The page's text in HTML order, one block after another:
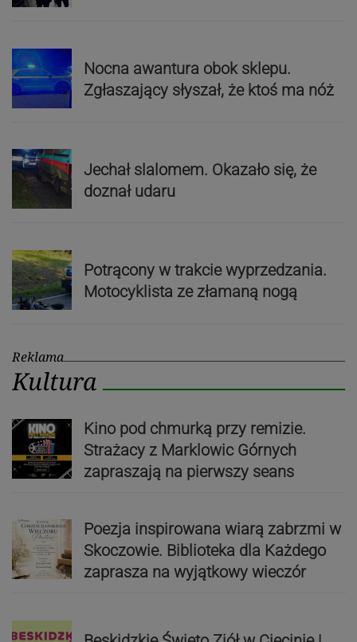
Nocna awantura obok sklepu.
Zgłaszający słyszał, że ktoś ma nóż
Jechał slalomem. Okazało się, że
doznał udaru
Potrącony w trakcie wyprzedzania.
Motocyklista ze złamaną nogą
Reklama
Kultura
Kino pod chmurką przy remizie.
Strażacy z Marklowic Górnych
zapraszają na pierwszy seans
Poezja inspirowana wiarą zabrzmi w
Skoczowie. Biblioteka dla Każdego
zaprasza na wyjątkowy wieczór